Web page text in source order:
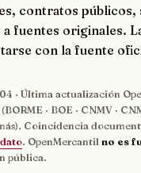
contratos públicos,
fuentes originales.
con la fuente
· Última actualización
(BORME · BOE · CNMV ·
más). Coincidencia
. OpenMercantil no es
pública.